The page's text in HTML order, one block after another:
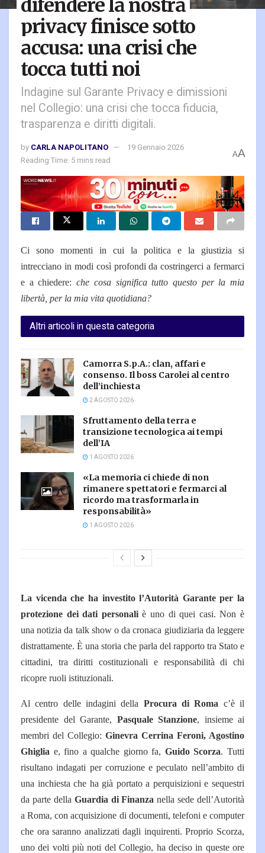
difendere la nostra
privacy finisce sotto
accusa: una crisi che
tocca tutti noi
Indagine sul Garante Privacy e dimissioni
nel Collegio: una crisi che tocca fiducia,
trasparenza e diritti digitali.
by CARLA NAPOLITANO
19 Gennaio 2026
Reading Time: 5 mins read
AA
Ci sono momenti in cui la politica e la giustizia si
intrecciano in modi così profondi da costringerci a fermarci
e a chiedere:che cosa significa tutto questo per la mia
libertà, per la mia vita quotidiana?
Altri articoli in questa categoria
Camorra S.p.A.: clan, affari e
consenso. Il boss Carolei al centro
dell’inchiesta
2 AGOSTO 2026
Sfruttamento della terra e
transizione tecnologica ai tempi
dell’IA
1 AGOSTO 2026
«La memoria ci chiede di non
rimanere spettatori e fermarci al
ricordo ma trasformarla in
responsabilità»
1 AGOSTO 2026
La vicenda che ha investito l’Autorità Garante per la
protezione dei dati personaliè uno di quei casi. Non è
una notizia da talk show o da cronaca giudiziaria da leggere
distrattamente. È una storia che parla del rapporto tra Stato e
cittadini, tra diritti costituzionali e responsabilità di chi
ricopre ruoli istituzionali.
Al centro delle indagini della Procura di Roma c’è il
presidente del Garante, Pasquale Stanzione, insieme ai
membri del Collegio: Ginevra Cerrina Feroni, Agostino
Ghiglia e, fino a qualche giorno fa, Guido Scorza. Tutti
risultano indagati per corruzione e peculato nell’ambito di
una inchiesta che ha già portato a perquisizioni e sequestri
da parte della Guardia di Finanza nella sede dell’Autorità
a Roma, con acquisizione di documenti, telefoni e computer
che ora saranno analizzati dagli inquirenti. Proprio Scorza,
uno dei volti più noti del Collegio, ha deciso in queste ore